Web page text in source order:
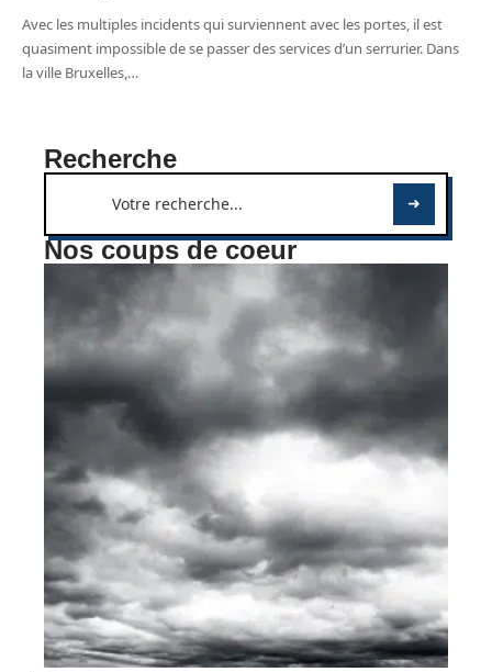
Avec les multiples incidents qui surviennent avec les portes, il est
quasiment impossible de se passer des services d’un serrurier. Dans
la ville Bruxelles,…
Recherche
Nos coups de coeur